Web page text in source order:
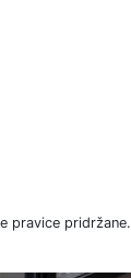
pravice pridržane.